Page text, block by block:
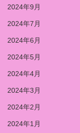
2024年9月
2024年7月
2024年6月
2024年5月
2024年4月
2024年3月
2024年2月
2024年1月